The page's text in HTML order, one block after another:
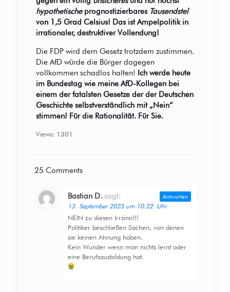
hypothetischeprognostizierbaresTausendstel
von 1,5 Grad Celsius! Das ist Ampelpolitik in
irrationaler, destruktiver Vollendung!
Die FDP wird dem Gesetz trotzdem zustimmen.
Die AfD würde die Bürger dagegen
vollkommen schadlos halten! Ich werde heute
im Bundestag wie meine AfD-Kollegen bei
einem der fatalsten Gesetze der der Deutschen
Geschichte selbstverständlich mit „Nein“
stimmen! Für die Rationalität. Für Sie.
Views: 1301
25 Comments
Bastian D. sagt:
13. September 2023 um 10:22 Uhr
NEIN zu diesen Irrsinn!!!
Politiker beschließen Sachen, von denen
sie keinen Ahnung haben.
Kein Wunder wenn man nichts lernt oder
eine Berufsausbildung hat.
Antworten